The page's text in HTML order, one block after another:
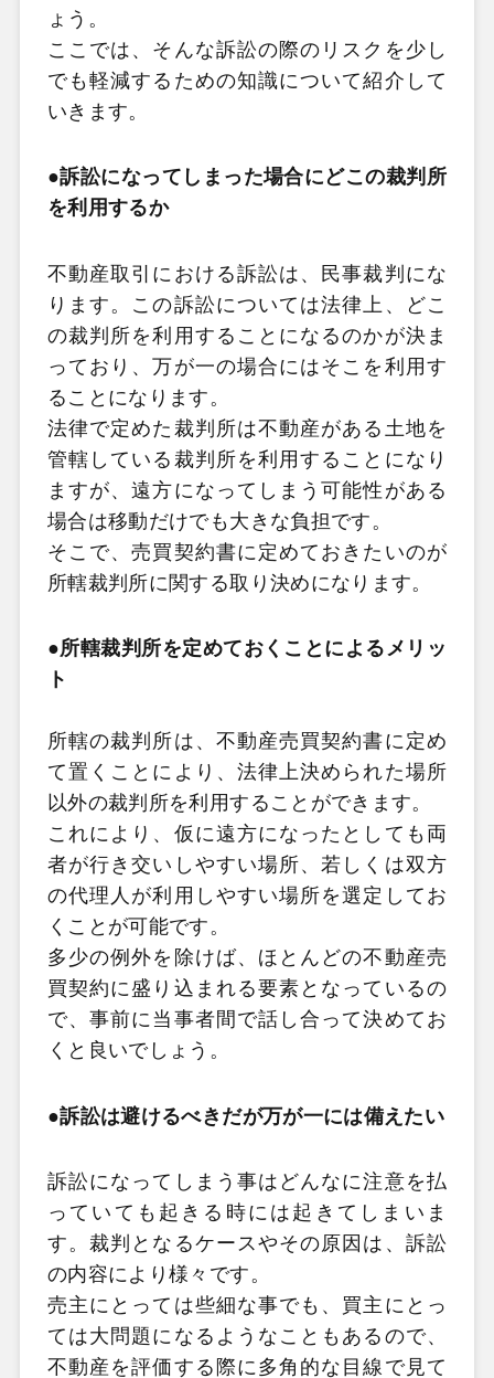
ょう。
ここでは、そんな訴訟の際のリスクを少し
でも軽減するための知識について紹介して
いきます。
●訴訟になってしまった場合にどこの裁判所
を利用するか
不動産取引における訴訟は、民事裁判にな
ります。この訴訟については法律上、どこ
の裁判所を利用することになるのかが決ま
っており、万が一の場合にはそこを利用す
ることになります。
法律で定めた裁判所は不動産がある土地を
管轄している裁判所を利用することになり
ますが、遠方になってしまう可能性がある
場合は移動だけでも大きな負担です。
そこで、売買契約書に定めておきたいのが
所轄裁判所に関する取り決めになります。
●所轄裁判所を定めておくことによるメリッ
ト
所轄の裁判所は、不動産売買契約書に定め
て置くことにより、法律上決められた場所
以外の裁判所を利用することができます。
これにより、仮に遠方になったとしても両
者が行き交いしやすい場所、若しくは双方
の代理人が利用しやすい場所を選定してお
くことが可能です。
多少の例外を除けば、ほとんどの不動産売
買契約に盛り込まれる要素となっているの
で、事前に当事者間で話し合って決めてお
くと良いでしょう。
●訴訟は避けるべきだが万が一には備えたい
訴訟になってしまう事はどんなに注意を払
っていても起きる時には起きてしまいま
す。裁判となるケースやその原因は、訴訟
の内容により様々です。
売主にとっては些細な事でも、買主にとっ
ては大問題になるようなこともあるので、
不動産を評価する際に多角的な目線で見て